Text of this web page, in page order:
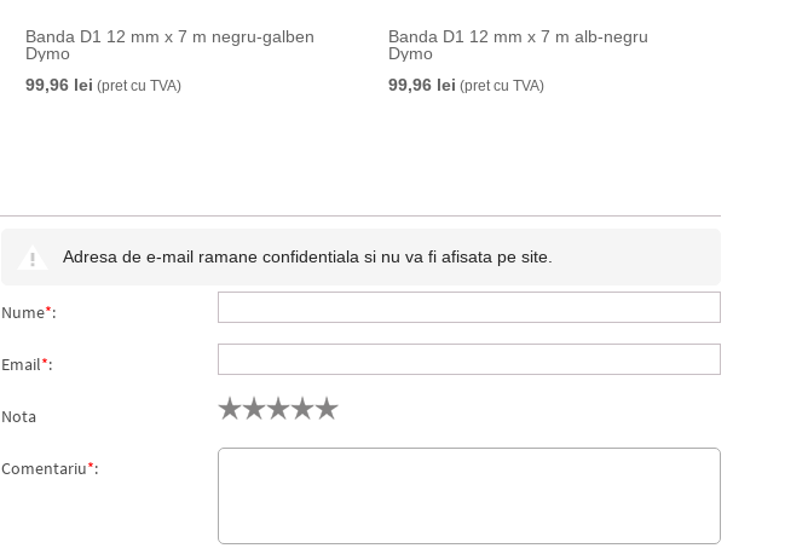
Banda D1 12 mm x 7 m negru-galben
Dymo
99,96 lei (pret cu TVA)
Banda D1 12 mm x 7 m alb-negru
Dymo
99,96 lei (pret cu TVA)
Adresa de e-mail ramane confidentiala si nu va fi afisata pe site.
Nume*:
Email*:
Nota
Comentariu*: